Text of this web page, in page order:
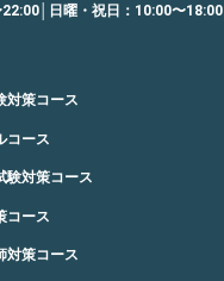
日曜・祝日：10:00〜18:00
対策コース
コース
験対策コース
コース
対策コース